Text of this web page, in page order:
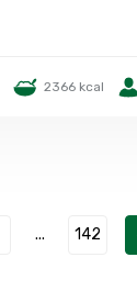
2366 kcal
... 142